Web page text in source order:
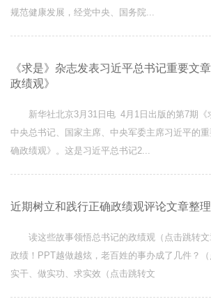
规范健康发展，经党中央、国务院...
《求是》杂志发表习近平总书记重要文
政绩观》
新华社北京3月31日电 4月1日出版的第7期《
中央总书记、国家主席、中央军委主席习近平的
确政绩观》。这是习近平总书记2...
近期树立和践行正确政绩观评论文章整理
读这些故事领悟总书记的政绩观（点击跳转文
政绩！PPT越做越炫，老百姓的事办成了几件？
实干、做实功、求实效（点击跳转文